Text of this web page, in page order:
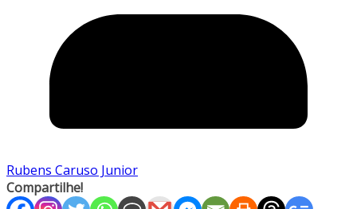
Rubens Caruso Junior
Compartilhe!